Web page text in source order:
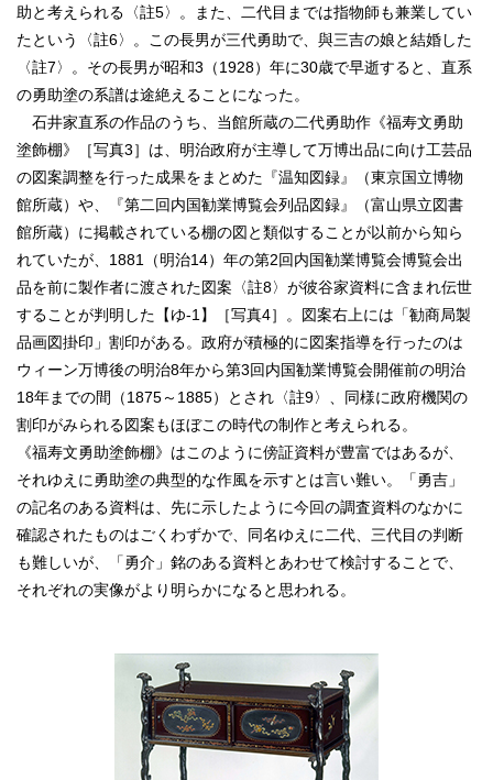
助と考えられる〈註5〉。また、二代目までは指物師も兼業してい
たという〈註6〉。この長男が三代勇助で、與三吉の娘と結婚した
〈註7〉。その長男が昭和3（1928）年に30歳で早逝すると、直系
の勇助塗の系譜は途絶えることになった。
石井家直系の作品のうち、当館所蔵の二代勇助作《福寿文勇助
塗飾棚》［写真3］は、明治政府が主導して万博出品に向け工芸品
の図案調整を行った成果をまとめた『温知図録』（東京国立博物
館所蔵）や、『第二回内国勧業博覧会列品図録』（富山県立図書
館所蔵）に掲載されている棚の図と類似することが以前から知ら
れていたが、1881（明治14）年の第2回内国勧業博覧会博覧会出
品を前に製作者に渡された図案〈註8〉が彼谷家資料に含まれ伝世
することが判明した【ゆ‐1】［写真4］。図案右上には「勧商局製
品画図掛印」割印がある。政府が積極的に図案指導を行ったのは
ウィーン万博後の明治8年から第3回内国勧業博覧会開催前の明治
18年までの間（1875～1885）とされ〈註9〉、同様に政府機関の
割印がみられる図案もほぼこの時代の制作と考えられる。
《福寿文勇助塗飾棚》はこのように傍証資料が豊富ではあるが、
それゆえに勇助塗の典型的な作風を示すとは言い難い。「勇吉」
の記名のある資料は、先に示したように今回の調査資料のなかに
確認されたものはごくわずかで、同名ゆえに二代、三代目の判断
も難しいが、「勇介」銘のある資料とあわせて検討することで、
それぞれの実像がより明らかになると思われる。